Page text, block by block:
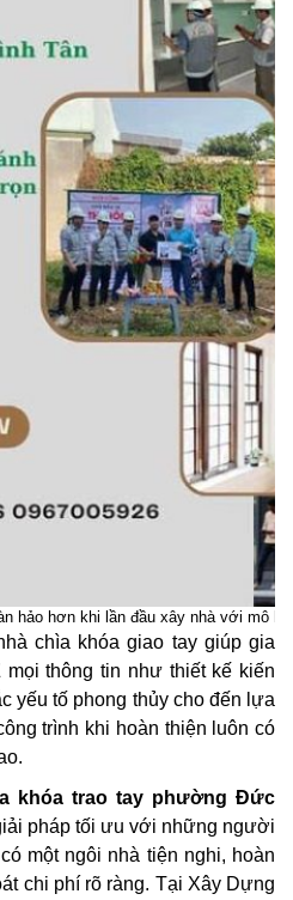
hảo hơn khi lần đầu xây nhà với mô
chìa khóa giao tay giúp gia
thông tin như thiết kế kiến
yếu tố phong thủy cho đến lựa
trình khi hoàn thiện luôn có
khóa trao tay phường Đức
pháp tối ưu với những người
một ngôi nhà tiện nghi, hoàn
chi phí rõ ràng. Tại Xây Dựng